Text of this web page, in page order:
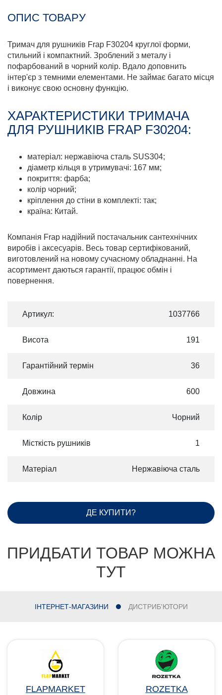
ОПИС ТОВАРУ
Тримач для рушників Frap F30204 круглої форми,
стильний і компактний. Зроблений з металу і
пофарбований в чорний колір. Вдало доповнить
інтер'єр з темними елементами. Не займає багато місця
і виконує свою основну функцію.
ХАРАКТЕРИСТИКИ ТРИМАЧА
ДЛЯ РУШНИКІВ FRAP F30204:
матеріал: нержавіюча сталь SUS304;
діаметр кільця в утримувачі: 167 мм;
покриття: фарба;
колір чорний;
кріплення до стіни в комплекті: так;
країна: Китай.
Компанія Frap надійний постачальник сантехнічних
виробів і аксесуарів. Весь товар сертифікований,
виготовлений на новому сучасному обладнанні. На
асортимент даються гарантії, працює обмін і
повернення.
Артикул: 1037766
Висота 191
Гарантійний термін 36
Довжина 600
Колір Чорний
Місткість рушників 1
Матеріал Нержавіюча сталь
ДЕ КУПИТИ?
ПРИДБАТИ ТОВАР МОЖНА
ТУТ
ІНТЕРНЕТ-МАГАЗИНИ ДИСТРИБ'ЮТОРИ
FLAPMARKET ROZETKA